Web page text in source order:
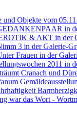
Objekte vom
in
& AKT in der
3 in der Galerie-
Frauen in der
2011 in
Cranach und
war das Wort -